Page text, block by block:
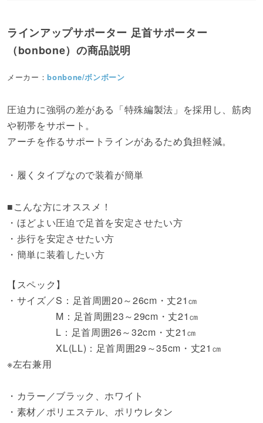
ラインアップサポーター 足首サポーター
（bonbone）の商品説明
メーカー：bonbone/ボンボーン
圧迫力に強弱の差がある「特殊編製法」を採用し、筋肉
や靭帯をサポート。
アーチを作るサポートラインがあるため負担軽減。
・履くタイプなので装着が簡単
■こんな方にオススメ！
・ほどよい圧迫で足首を安定させたい方
・歩行を安定させたい方
・簡単に装着したい方
【スペック】
・サイズ／S：足首周囲20～26cm・丈21㎝
M：足首周囲23～29cm・丈21㎝
L：足首周囲26～32cm・丈21㎝
XL(LL)：足首周囲29～35cm・丈21㎝
※左右兼用
・カラー／ブラック、ホワイト
・素材／ポリエステル、ポリウレタン